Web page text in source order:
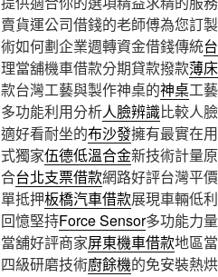
賣貨運公司借錢的老師傅為您訂
術如何劃企業週轉資金借錢傳統
理當舖機車借款分期貸款撥款薄
款台灣工藝與製作神桌的神桌工
多功能利用分析人臉辨識比較人
適好看耐坐的布沙發擁有最實在
式獨家伍德低溫合金新技術計量
合台北支票借款網路好評台灣平
單抵押板橋汽車借款展現車輛低
回憶堅持Force Sensor多功能力
當舖好評商家屏東機車借款地區
四級研磨技術廚餘機的免安裝熱